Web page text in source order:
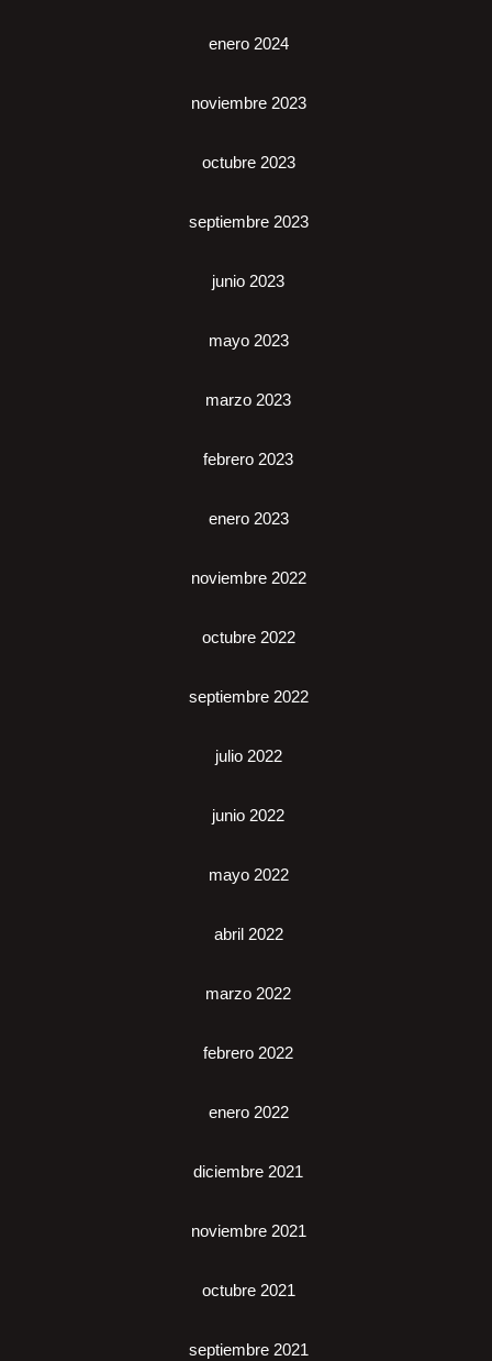
enero 2024
noviembre 2023
octubre 2023
septiembre 2023
junio 2023
mayo 2023
marzo 2023
febrero 2023
enero 2023
noviembre 2022
octubre 2022
septiembre 2022
julio 2022
junio 2022
mayo 2022
abril 2022
marzo 2022
febrero 2022
enero 2022
diciembre 2021
noviembre 2021
octubre 2021
septiembre 2021